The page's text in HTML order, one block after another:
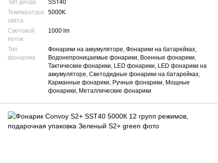
Тип диода
SST40
Температура
света
5000K
Световой
поток
1000 lm
Тип
фонарика
Фонарики на аккумуляторе, Фонарики на батарейках,
Водонепроницаемые фонарики, Военные фонарики,
Тактические фонарики, LED фонарики, LED фонарики на
аккумуляторе, Светодидные фонарики на батарейках,
Карманные фонарики, Ручные фонарики, Мощные
фонарики, Металлические фонарики